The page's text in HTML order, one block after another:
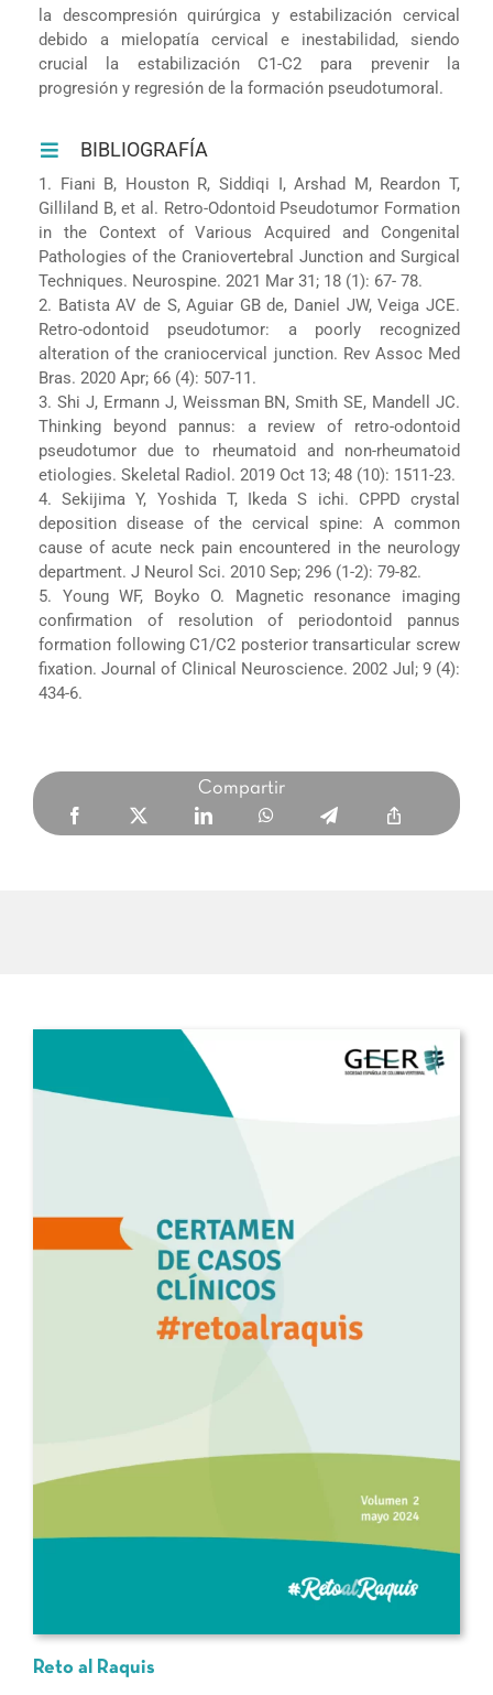
la descompresión quirúrgica y estabilización cervical
debido a mielopatía cervical e inestabilidad, siendo
crucial la estabilización C1-C2 para prevenir la
progresión y regresión de la formación pseudotumoral.
BIBLIOGRAFÍA
1. Fiani B, Houston R, Siddiqi I, Arshad M, Reardon T,
Gilliland B, et al. Retro-Odontoid Pseudotumor Formation
in the Context of Various Acquired and Congenital
Pathologies of the Craniovertebral Junction and Surgical
Techniques. Neurospine. 2021 Mar 31; 18 (1): 67- 78.
2. Batista AV de S, Aguiar GB de, Daniel JW, Veiga JCE.
Retro-odontoid pseudotumor: a poorly recognized
alteration of the craniocervical junction. Rev Assoc Med
Bras. 2020 Apr; 66 (4): 507-11.
3. Shi J, Ermann J, Weissman BN, Smith SE, Mandell JC.
Thinking beyond pannus: a review of retro-odontoid
pseudotumor due to rheumatoid and non-rheumatoid
etiologies. Skeletal Radiol. 2019 Oct 13; 48 (10): 1511-23.
4. Sekijima Y, Yoshida T, Ikeda S ichi. CPPD crystal
deposition disease of the cervical spine: A common
cause of acute neck pain encountered in the neurology
department. J Neurol Sci. 2010 Sep; 296 (1-2): 79-82.
5. Young WF, Boyko O. Magnetic resonance imaging
confirmation of resolution of periodontoid pannus
formation following C1/C2 posterior transarticular screw
fixation. Journal of Clinical Neuroscience. 2002 Jul; 9 (4):
434-6.
Compartir
Reto al Raquis